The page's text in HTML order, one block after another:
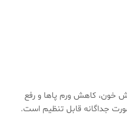
خون، کاهش ورم پاها و رفع
جداگانه قابل تنظیم است.